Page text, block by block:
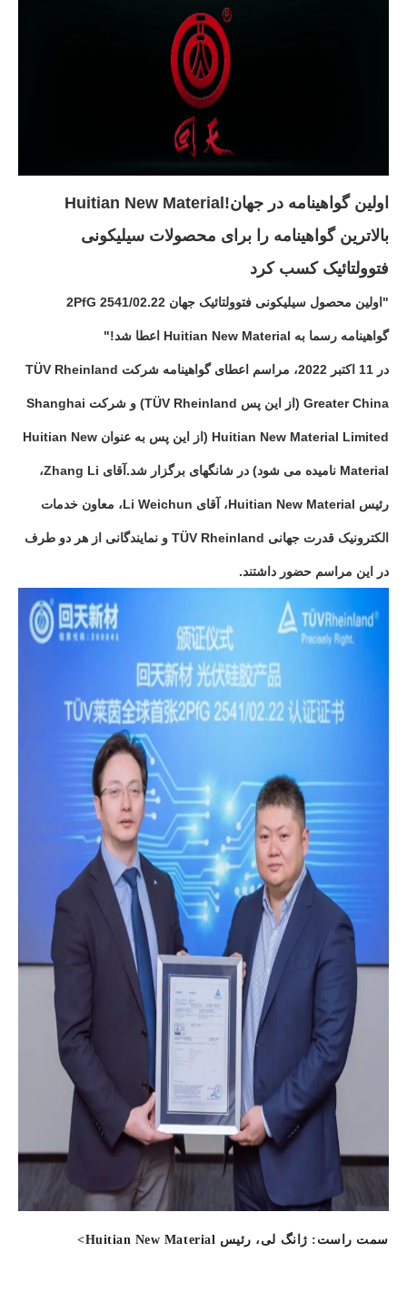
اولین گواهینامه در جهان!Huitian New Material
بالاترین گواهینامه را برای محصولات سیلیکونی
فتوولتائیک کسب کرد
"اولین محصول سیلیکونی فتوولتائیک جهان 2PfG 2541/02.22
گواهینامه رسما به Huitian New Material اعطا شد!"
در 11 اکتبر 2022، مراسم اعطای گواهینامه شرکت TÜV Rheinland
Greater China (از این پس TÜV Rheinland) و شرکت Shanghai
Huitian New Material Limited (از این پس به عنوان Huitian New
Material نامیده می شود) در شانگهای برگزار شد.آقای Zhang Li،
رئیس Huitian New Material، آقای Li Weichun، معاون خدمات
الکترونیک قدرت جهانی TÜV Rheinland و نمایندگانی از هر دو طرف
در این مراسم حضور داشتند.
سمت راست: ژانگ لی، رئیس Huitian New Material>